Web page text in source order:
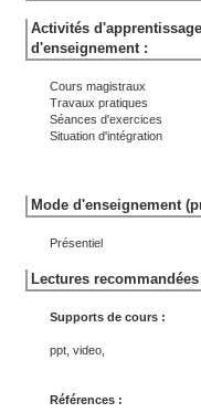
Activités
d'enseignement :
Cours magistraux
Travaux pratiques
Séances d'exercices
Situation d'intégration
Mode d'enseignement
Présentiel
Lectures
Supports de cours :
ppt, video,
Références :